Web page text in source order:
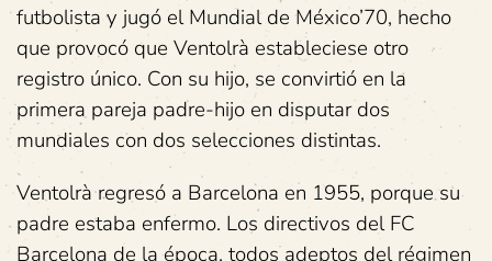
futbolista y jugó el Mundial de México’70, hecho
que provocó que Ventolrà estableciese otro
registro único. Con su hijo, se convirtió en la
primera pareja padre-hijo en disputar dos
mundiales con dos selecciones distintas.
Ventolrà regresó a Barcelona en 1955, porque su
padre estaba enfermo. Los directivos del FC
Barcelona de la época, todos adeptos del régimen